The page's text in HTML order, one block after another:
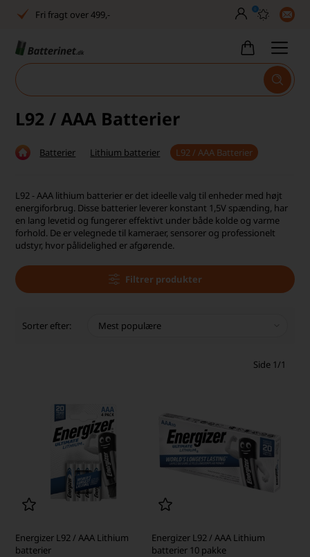
Fri fragt over 499,-
Høj kundetilfredshed
Dag-til-dag levering
Dansk lager
30 dages returret
Tlf. er lukket uge 27-32
0
L92 / AAA Batterier
Batterier Lithium batterier L92 / AAA Batterier
L92 - AAA lithium batterier er det ideelle valg til enheder med højt
energiforbrug. Disse batterier leverer konstant 1,5V spænding, har
en lang levetid og fungerer effektivt under både kolde og varme
forhold. De er velegnede til kameraer, sensorer og professionelt
udstyr, hvor pålidelighed er afgørende.
Filtrer produkter
Sorter efter:
Side 1/1
Energizer L92 / AAA Lithium
batterier
Energizer L92 / AAA Lithium
batterier 10 pakke